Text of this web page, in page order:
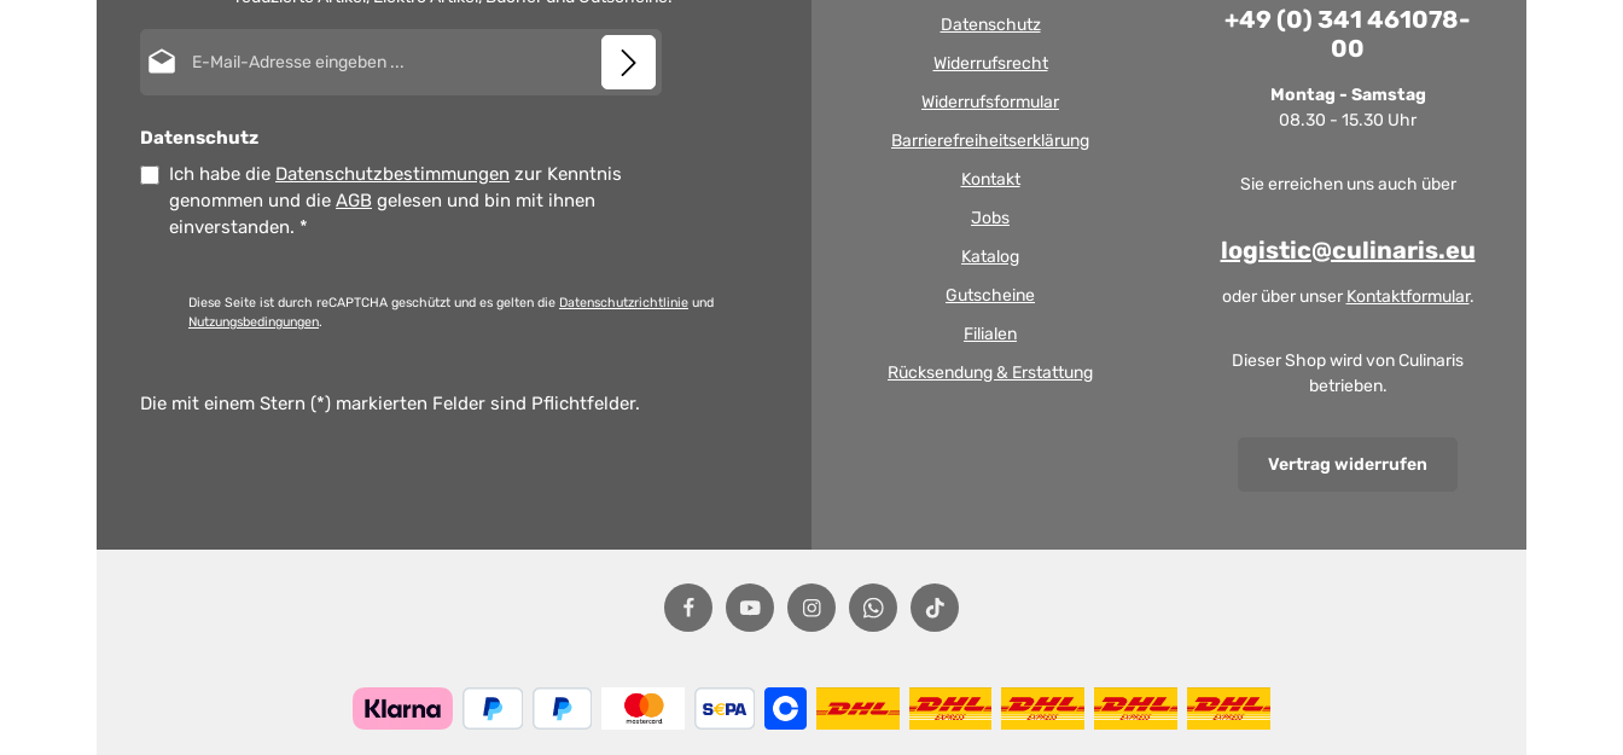
Datenschutz
Ich habe die Datenschutzbestimmungen zur Kenntnis
genommen und die AGB gelesen und bin mit ihnen
einverstanden. *
Diese Seite ist durch reCAPTCHA geschützt und es gelten die Datenschutzrichtlinie und
Nutzungsbedingungen.
Die mit einem Stern (*) markierten Felder sind Pflichtfelder.
Datenschutz
Widerrufsrecht
Widerrufsformular
Barrierefreiheitserklärung
Kontakt
Jobs
Katalog
Gutscheine
Filialen
Rücksendung & Erstattung
+49 (0) 341 461078-
00
Montag - Samstag
08.30 - 15.30 Uhr
Sie erreichen uns auch über
logistic@culinaris.eu
oder über unser Kontaktformular.
Dieser Shop wird von Culinaris
betrieben.
Vertrag widerrufen